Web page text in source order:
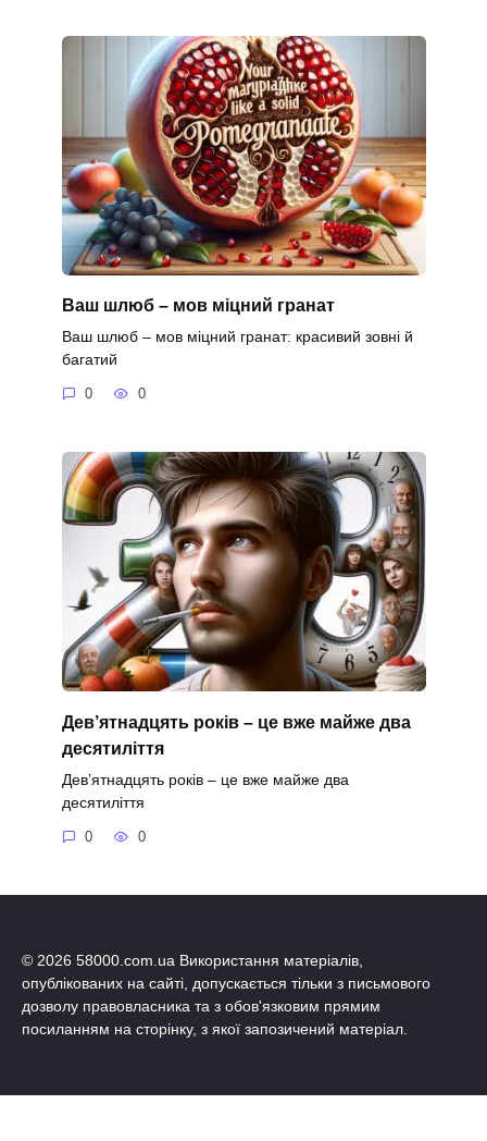
Ваш шлюб – мов міцний гранат
Ваш шлюб – мов міцний гранат: красивий зовні й
багатий
0 0
Дев’ятнадцять років – це вже майже два
десятиліття
Дев’ятнадцять років – це вже майже два
десятиліття
0 0
© 2026 58000.com.ua Використання матеріалів,
опублікованих на сайті, допускається тільки з письмового
дозволу правовласника та з обов'язковим прямим
посиланням на сторінку, з якої запозичений матеріал.